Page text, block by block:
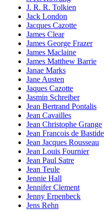
J. R. R. Tolkien
Jack London
Jacques Cazotte
James Clear
James George Frazer
James Maclaine
James Matthew Barrie
Janae Marks
Jane Austen
Jaques Cazotte
Jasmin Schreiber
Jean Bertrand Pontalis
Jean Cavailles
Jean Christophe Grange
Jean Francois de Bastide
Jean Jacques Rousseau
Jean Louis Fournier
Jean Paul Satre
Jean Teule
Jennie Hall
Jennifer Clement
Jenny Erpenbeck
Jens Rehn